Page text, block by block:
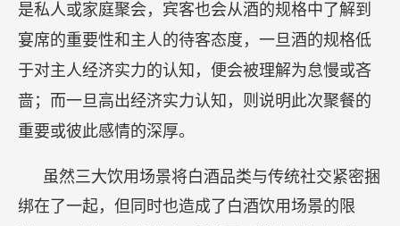
是私人或家庭聚会，宾客也会从酒的规格中了解到
宴席的重要性和主人的待客态度，一旦酒的规格低
于对主人经济实力的认知，便会被理解为怠慢或吝
啬；而一旦高出经济实力认知，则说明此次聚餐的
重要或彼此感情的深厚。
虽然三大饮用场景将白酒品类与传统社交紧密捆
绑在了一起，但同时也造成了白酒饮用场景的限